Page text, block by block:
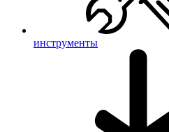
инструменты